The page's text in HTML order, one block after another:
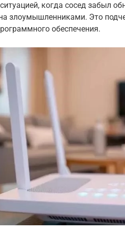
когда сосед забыл
злоумышленниками. Это
обеспечения.